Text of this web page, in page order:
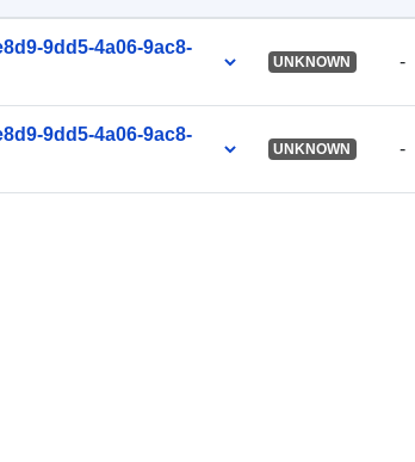
9dd5-4a06-9ac8-
UNKNOWN -
9dd5-4a06-9ac8-
UNKNOWN -